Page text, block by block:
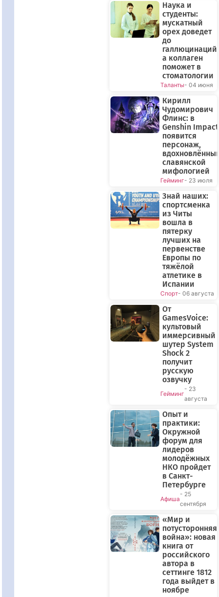
Наука и
студенты:
мускатный
орех доведет
до
галлюцинаций,
а коллаген
поможет в
стоматологии
Таланты- 04 июня
Кирилл
Чудомирович
Флинс: в
Genshin Impact
появится
персонаж,
славянской
мифологией
Гейминг- 23 июля
Знай наших:
спортсменка
из Читы
вошла в
пятерку
лучших на
первенстве
Европы по
тяжёлой
атлетике в
Испании
Спорт- 06 августа
От
GamesVoice:
культовый
иммерсивный
шутер System
Shock 2
получит
русскую
озвучку
Гейминг
- 23
августа
Опыт и
практики:
Окружной
форум для
лидеров
молодёжных
НКО пройдет
в Санкт-
Петербурге
Афиша
- 25
сентября
«Мир и
потусторонняя
война»: новая
книга от
российского
автора в
сеттинге 1812
года выйдет в
ноябре